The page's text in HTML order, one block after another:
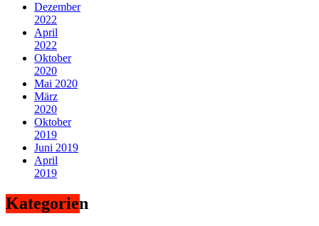
Dezember
2022
April
2022
Oktober
2020
Mai 2020
März
2020
Oktober
2019
Juni 2019
April
2019
Kategorien